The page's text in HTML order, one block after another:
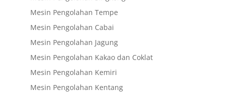
Mesin Pengolahan Tempe
Mesin Pengolahan Cabai
Mesin Pengolahan Jagung
Mesin Pengolahan Kakao dan Coklat
Mesin Pengolahan Kemiri
Mesin Pengolahan Kentang